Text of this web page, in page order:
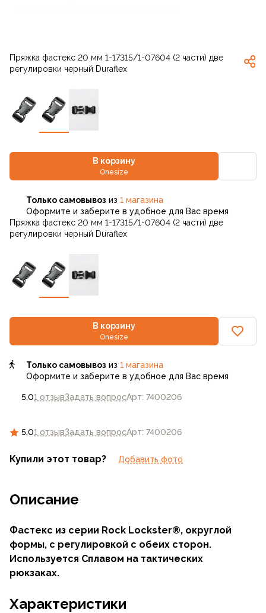
Пряжка фастекс 20 мм 1-17315/1-07604 (2 части) две
регулировки черный Duraflex
В корзину
Onesize
5,01 отзывЗадать вопросАрт: 7400206
Только самовывоз из 1 магазина
Оформите и заберите в удобное для Вас время
Пряжка фастекс 20 мм 1-17315/1-07604 (2 части) две
регулировки черный Duraflex
В корзину
Onesize
5,01 отзывЗадать вопросАрт: 7400206
Только самовывоз из 1 магазина
Оформите и заберите в удобное для Вас время
Купили этот товар? Добавить фото
Описание
Фастекс из серии Rock Lockster®, округлой
формы, с регулировкой с обеих сторон.
Используется Сплавом на тактических
рюкзаках.
Характеристики